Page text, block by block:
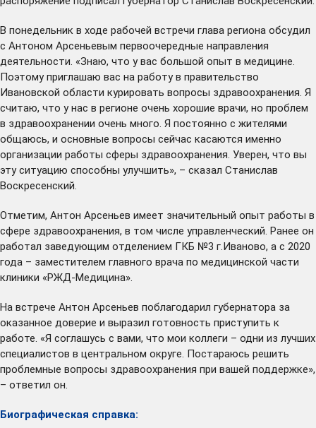
В понедельник в ходе рабочей встречи глава региона обсудил
с Антоном Арсеньевым первоочередные направления
деятельности. «Знаю, что у вас большой опыт в медицине.
Поэтому приглашаю вас на работу в правительство
Ивановской области курировать вопросы здравоохранения. Я
считаю, что у нас в регионе очень хорошие врачи, но проблем
в здравоохранении очень много. Я постоянно с жителями
общаюсь, и основные вопросы сейчас касаются именно
организации работы сферы здравоохранения. Уверен, что вы
эту ситуацию способны улучшить», – сказал Станислав
Воскресенский.
Отметим, Антон Арсеньев имеет значительный опыт работы в
сфере здравоохранения, в том числе управленческий. Ранее он
работал заведующим отделением ГКБ №3 г.Иваново, а с 2020
года – заместителем главного врача по медицинской части
клиники «РЖД-Медицина».
На встрече Антон Арсеньев поблагодарил губернатора за
оказанное доверие и выразил готовность приступить к
работе. «Я соглашусь с вами, что мои коллеги – одни из лучших
специалистов в центральном округе. Постараюсь решить
проблемные вопросы здравоохранения при вашей поддержке»,
– ответил он.
Биографическая справка: